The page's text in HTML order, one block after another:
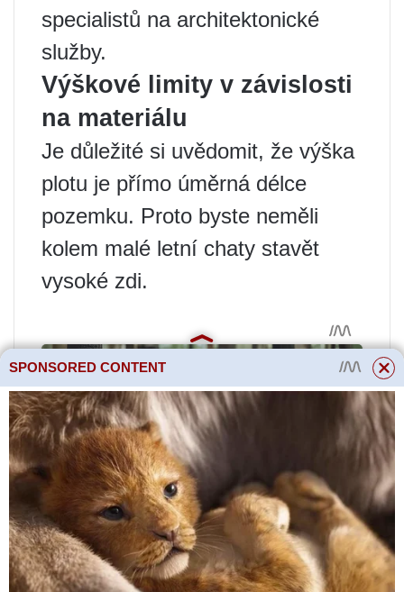
specialistů na architektonické
služby.
Výškové limity v závislosti
na materiálu
Je důležité si uvědomit, že výška
plotu je přímo úměrná délce
pozemku. Proto byste neměli
kolem malé letní chaty stavět
vysoké zdi.
SPONSORED CONTENT